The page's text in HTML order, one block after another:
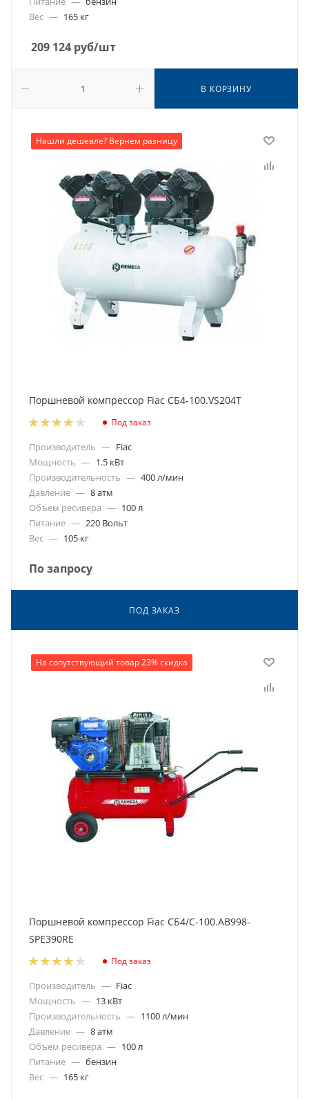
Вес — 165 кг
209 124 руб/шт
В КОРЗИНУ
Нашли дешевле? Вернем разницу
Поршневой компрессор Fiac СБ4-100.VS204T
Под заказ
Производитель — Fiac
Мощность — 1.5 кВт
Производительность — 400 л/мин
Давление — 8 атм
Объем ресивера — 100 л
Питание — 220 Вольт
Вес — 105 кг
По запросу
ПОД ЗАКАЗ
На сопутствующий товар 23% скидка
Поршневой компрессор Fiac СБ4/С-100.AB998-
SPE390RE
Под заказ
Производитель — Fiac
Мощность — 13 кВт
Производительность — 1100 л/мин
Давление — 8 атм
Объем ресивера — 100 л
Питание — бензин
Вес — 165 кг